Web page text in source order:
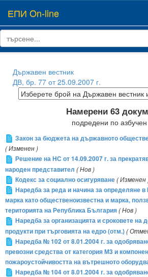
ЕПИ On-line
Държавен вестник
ДВ, бр. 77 от 25.09.2007 г.
Намерени 63
подредени по
Закон за бюджета на държавното
( Изменен )
Решение на НС от 14.09.2007 г. за
народен представител ( Нов )
Кодекс за социално осигуряване( Изменен
Наредба за реда и начина за определяне
марка като общественоизвестна и марка,
територията на Република България( Нов )
Наредба за организацията и сроковете на
продукти при търговията на едро (отм.)(
Наредба № 102 от 8.01.2004 г. за
превозни средства от категория М3 и
пожароустойчивостта на вътрешното
Наредба № 104 от 8.01.2004 г. за